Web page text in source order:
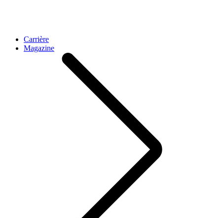
Carrière
Magazine